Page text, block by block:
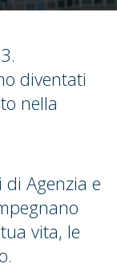
diventati
nella
Agenzia e
vita, le